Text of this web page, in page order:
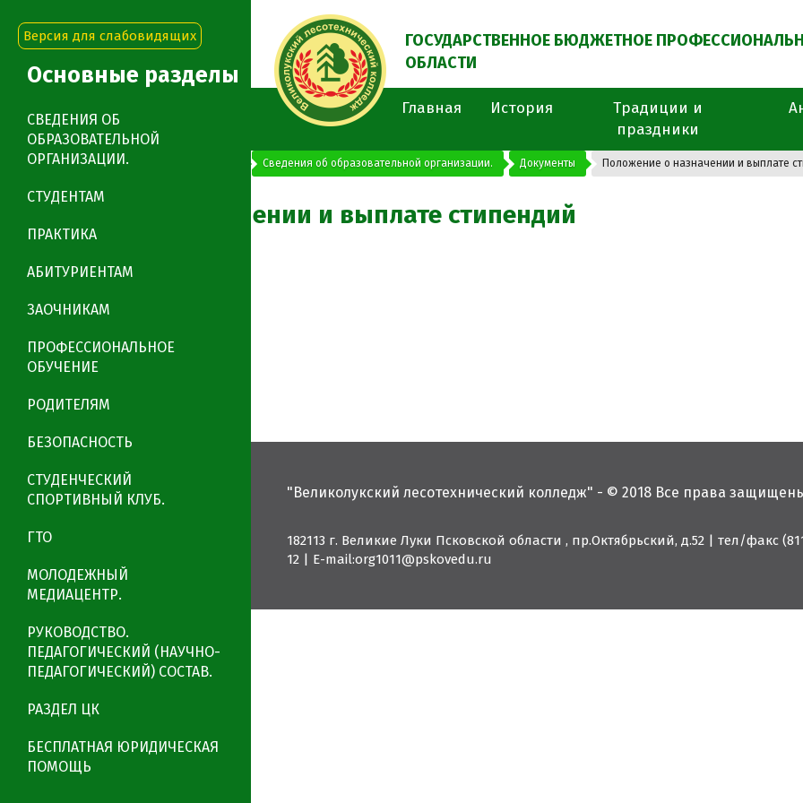
ГОСУДАРСТВЕННОЕ БЮДЖЕТНОЕ
ОБЛАСТИ
Главная История
Традиции и
праздники
Версия для слабовидящих
Основные разделы
СВЕДЕНИЯ ОБ
ОБРАЗОВАТЕЛЬНОЙ
ОРГАНИЗАЦИИ.
СТУДЕНТАМ
ПРАКТИКА
АБИТУРИЕНТАМ
ЗАОЧНИКАМ
ПРОФЕССИОНАЛЬНОЕ
ОБУЧЕНИЕ
РОДИТЕЛЯМ
БЕЗОПАСНОСТЬ
СТУДЕНЧЕСКИЙ
СПОРТИВНЫЙ КЛУБ.
ГТО
МОЛОДЕЖНЫЙ
МЕДИАЦЕНТР.
РУКОВОДСТВО.
ПЕДАГОГИЧЕСКИЙ (НАУЧНО-
ПЕДАГОГИЧЕСКИЙ) СОСТАВ.
РАЗДЕЛ ЦК
БЕСПЛАТНАЯ ЮРИДИЧЕСКАЯ
ПОМОЩЬ
"Великолукский лесотехнический колледж" Сведения об образовательной организации. Документы Положение о назначении и выплате
Положение о назначении и выплате стипендий
Заказать
"Великолукский лесотехнический колледж" - © 2018 Все права
182113 г. Великие Луки Псковской области , пр.Октябрьский, д.52 | тел/факс
12 | E-mail:org1011@pskovedu.ru